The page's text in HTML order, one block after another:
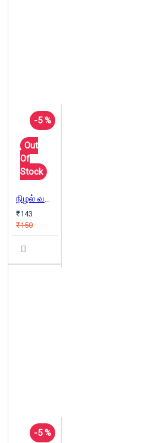
-5 %
Out
Of
Stock
நிழல் வலைக் கண்ணிகள்
₹143
₹150
-5 %